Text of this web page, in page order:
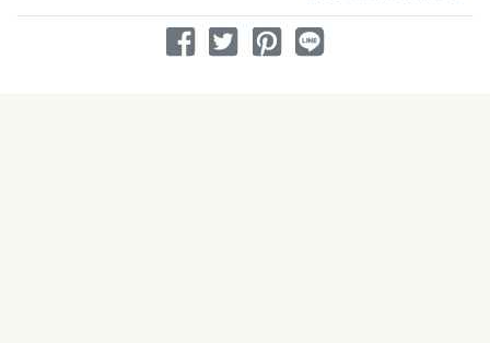
分享到 Facebook
分享到 Twitter
分享到 Pinterest
分享到 Line